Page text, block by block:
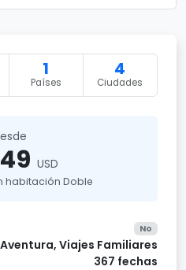
1
Países
4
Ciudades
USD
habitación Doble
No
Viajes Familiares
367 fechas